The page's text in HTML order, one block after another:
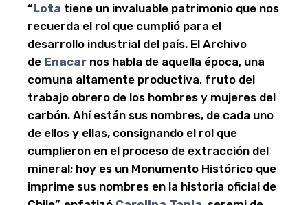
“Lota tiene un invaluable patrimonio que nos
recuerda el rol que cumplió para el
desarrollo industrial del país. El Archivo
de Enacar nos habla de aquella época, una
comuna altamente productiva, fruto del
trabajo obrero de los hombres y mujeres del
carbón. Ahí están sus nombres, de cada uno
de ellos y ellas, consignando el rol que
cumplieron en el proceso de extracción del
mineral; hoy es un Monumento Histórico que
imprime sus nombres en la historia oficial de